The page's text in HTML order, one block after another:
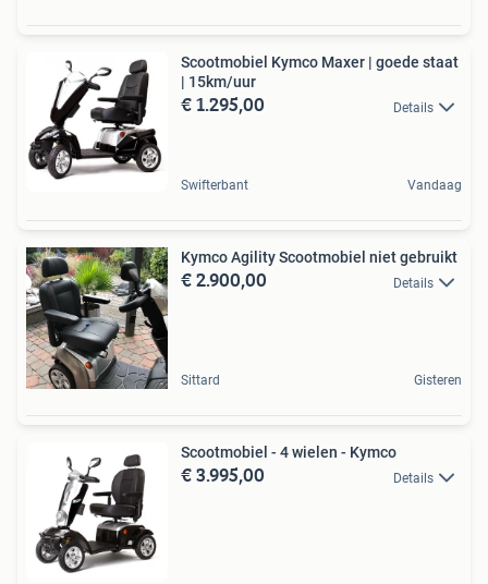
Scootmobiel Kymco Maxer | goede staat
| 15km/uur
€ 1.295,00 Details
Swifterbant Vandaag
Kymco Agility Scootmobiel niet gebruikt
€ 2.900,00 Details
Sittard Gisteren
Scootmobiel - 4 wielen - Kymco
€ 3.995,00 Details